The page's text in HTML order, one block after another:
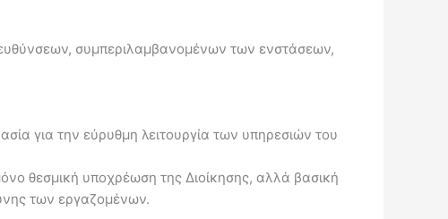
συμπεριλαμβανομένων των ενστάσεων,
για την εύρυθμη λειτουργία των υπηρεσιών του
θεσμική υποχρέωση της Διοίκησης, αλλά βασική
των εργαζομένων.